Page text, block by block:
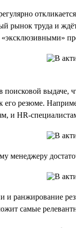
рынок труда и
«эксклюзивными»
выдаче,
его резюме.
и HR-
менеджеру
и ранжирование
самые